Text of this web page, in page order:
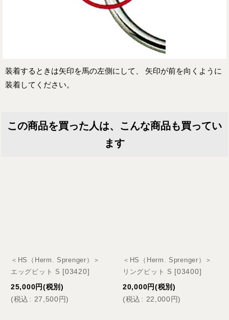
装着するときは矢印を馬の左側にして、 矢印が前を向くように
装着してください。
この商品を買った人は、こんな商品も買ってい
ます
＜HS（Herm. Sprenger）＞
エッグビット S [03420]
25,000円(税別)
(税込 : 27,500円)
＜HS（Herm. Sprenger）＞
リングビット S [03400]
20,000円(税別)
(税込 : 22,000円)